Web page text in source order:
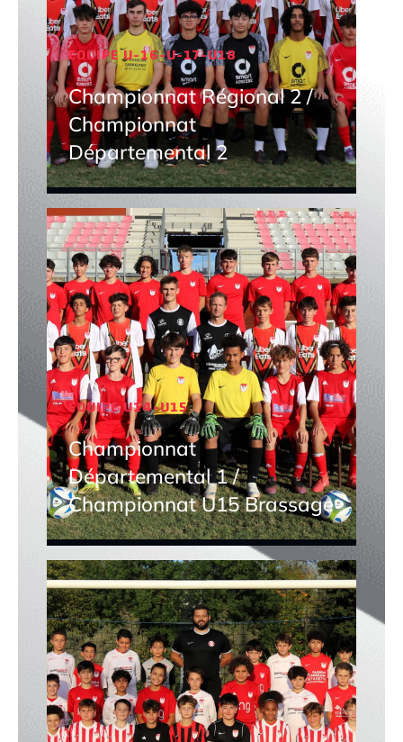
EQUIPE U-16-U-17-U18
Championnat Régional 2 /
Championnat
Départemental 2
EQUIPE U14-U15
Championnat
Départemental 1 /
Championnat U15 Brassage